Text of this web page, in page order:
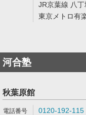
JR京葉線 八
東京メトロ有
河合塾
秋葉原館
0120-192-115